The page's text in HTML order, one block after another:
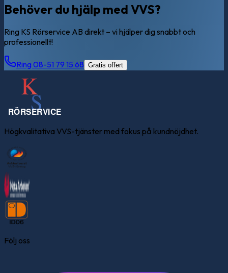
Behöver du hjälp med VVS?
Ring KS Rörservice AB direkt – vi hjälper dig snabbt och
professionellt!
Ring 08-51 79 15 68 Gratis offert
Högkvalitativa VVS-tjänster med fokus på kundnöjdhet.
Följ oss